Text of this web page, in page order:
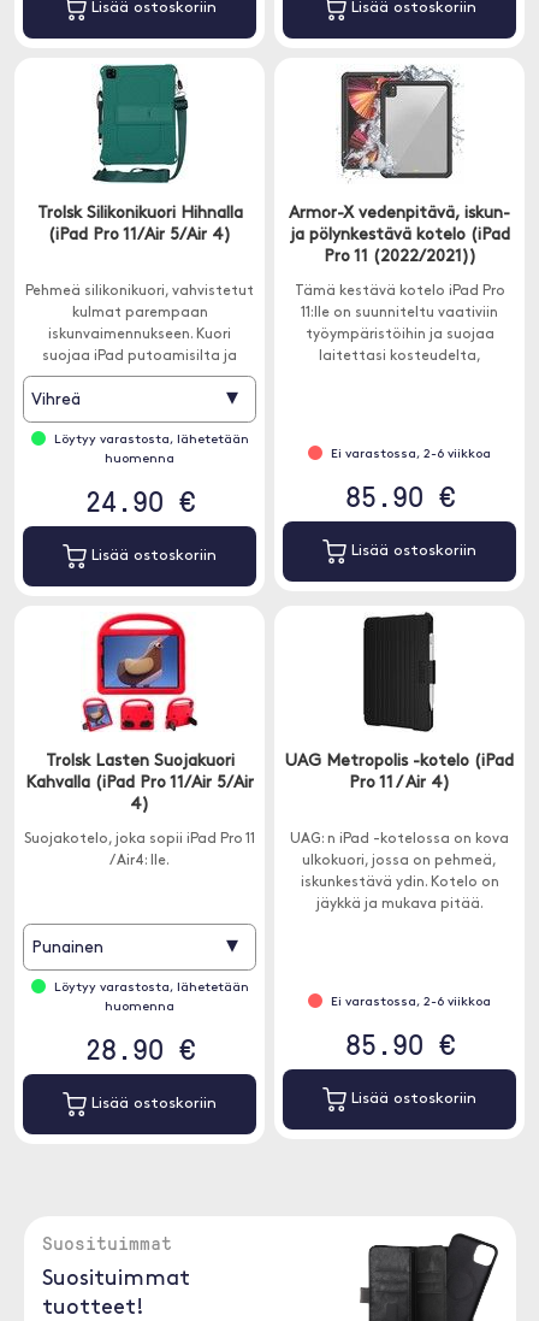
Lisää ostoskoriin Lisää ostoskoriin
Trolsk Silikonikuori Hihnalla
(iPad Pro 11/Air 5/Air 4)
Pehmeä silikonikuori, vahvistetut
kulmat parempaan
iskunvaimennukseen. Kuori
suojaa iPad putoamisilta ja
iskuilta ja on trust mainos
irrotettavalla hihnalla.
Vihreä ▾
Löytyy varastosta, lähetetään
huomenna
24.90 €
Lisää ostoskoriin
Armor-X vedenpitävä, iskun-
ja pölynkestävä kotelo (iPad
Pro 11 (2022/2021))
Tämä kestävä kotelo iPad Pro
11:lle on suunniteltu vaativiin
työympäristöihin ja suojaa
laitettasi kosteudelta,
Ei varastossa, 2-6 viikkoa
85.90 €
Lisää ostoskoriin
Trolsk Lasten Suojakuori
Kahvalla (iPad Pro 11/Air 5/Air
4)
Suojakotelo, joka sopii iPad Pro 11
/ Air4: lle.
Punainen ▾
Löytyy varastosta, lähetetään
huomenna
28.90 €
Lisää ostoskoriin
UAG Metropolis -kotelo (iPad
Pro 11 / Air 4)
UAG: n iPad -kotelossa on kova
ulkokuori, jossa on pehmeä,
iskunkestävä ydin. Kotelo on
jäykkä ja mukava pitää.
Ei varastossa, 2-6 viikkoa
85.90 €
Lisää ostoskoriin
Suosituimmat
Suosituimmat
tuotteet!